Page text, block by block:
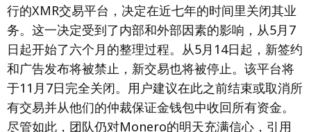
行的XMR交易平台，决定在近七年的时间里关闭其业
务。这一决定受到了内部和外部因素的影响，从5月7
日起开始了六个月的整理过程。从5月14日起，新签约
和广告发布将被禁止，新交易也将被停止。该平台将
于11月7日完全关闭。用户建议在此之前结束或取消所
有交易并从他们的仲裁保证金钱包中收回所有资金。
尽管如此，团队仍对Monero的明天充满信心，引用